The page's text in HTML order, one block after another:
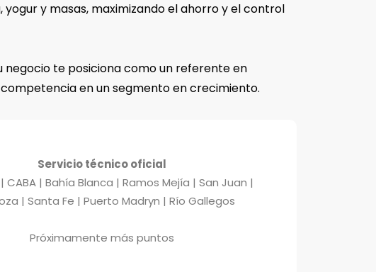
y masas, maximizando el ahorro y el control
te posiciona como un referente en
en un segmento en crecimiento.
Servicio técnico oficial
CABA | Bahía Blanca | Ramos Mejía | San Juan |
| Santa Fe | Puerto Madryn | Río Gallegos
Próximamente más puntos